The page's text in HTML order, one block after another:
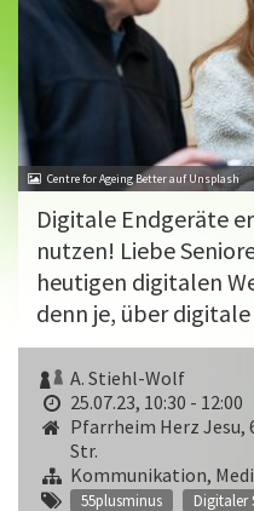
Centre for Ageing Better auf Unsplash
Digitale Endgeräte
nutzen! Liebe
heutigen digitalen
denn je, über digitale
A. Stiehl-Wolf
25.07.23, 10:30 - 12:00
Pfarrheim Herz Jesu,
Str.
Kommunikation,
55plusminus
Digitaler